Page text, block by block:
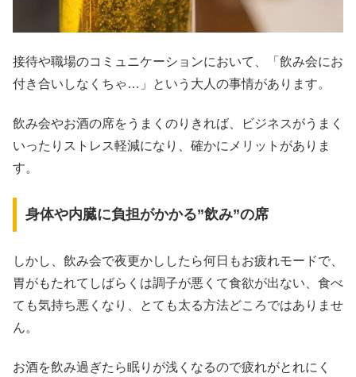
接待や職場のコミュニケーションにおいて、「飲み会にお
付き合いしなくちゃ…」という大人の事情があります。
飲み会やお酒の席をうまくのりきれば、ビジネスがうまく
いったりストレス軽減になり、確かにメリットがありま
す。
身体や内臓に負担がかかる”飲み”の席
しかし、飲み会で夜更かししたら何日もお疲れモードで、
胃がもたれてしばらくは調子が悪くて食欲が出ない、食べ
ても気持ち悪くなり、とても太る方法どころではありませ
ん。
お酒を飲み過ぎたら眠りが浅くなるので疲れがとれにく